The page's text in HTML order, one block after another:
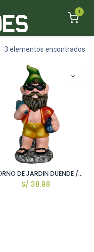
0
3 elementos encontrados.
ADORNO DE JARDIN DUENDE / GEN #6
S/ 38.98